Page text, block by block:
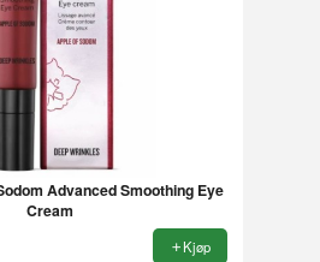
Advanced Smoothing Eye
Cream
Kjøp